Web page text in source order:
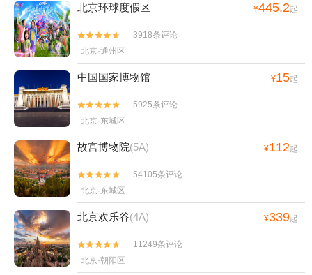
北京环球度假区 ¥445.2起


3918条评论
北京·通州区
中国国家博物馆 ¥15起


5925条评论
北京·东城区
故宫博物院(5A) ¥112起


54105条评论
北京·东城区
北京欢乐谷(4A) ¥339起


11249条评论
北京·朝阳区